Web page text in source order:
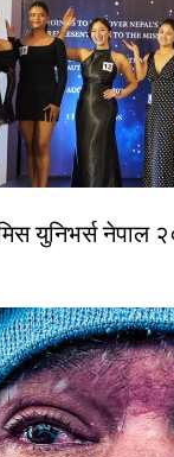
युनिभर्स नेपाल